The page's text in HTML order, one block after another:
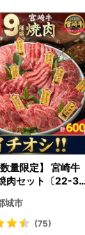
量限定】 宮崎牛
肉セット〔22-31
城市
(75)